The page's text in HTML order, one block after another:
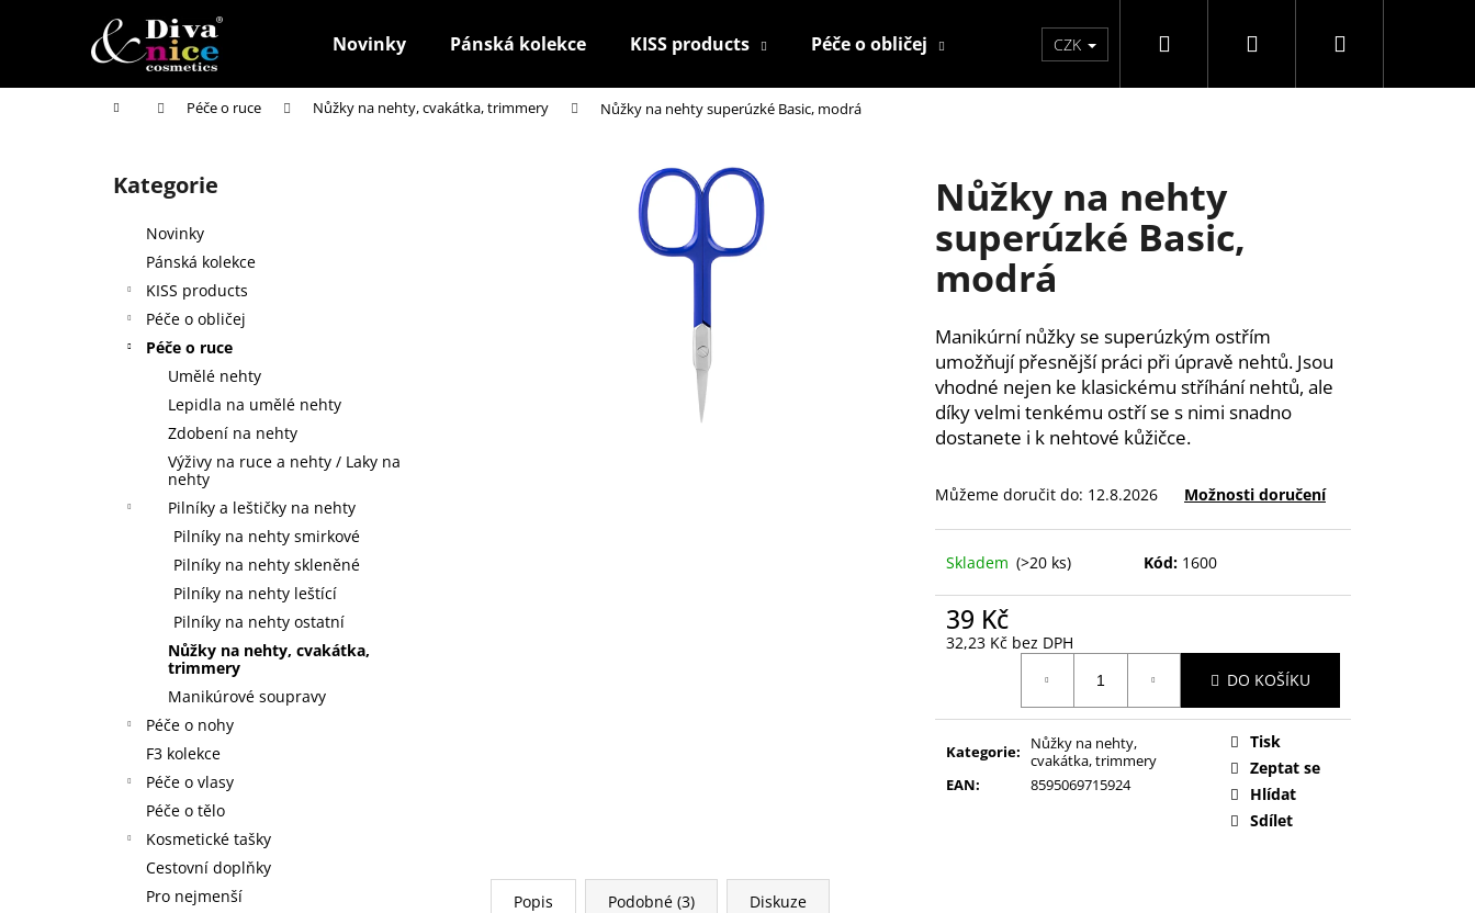
Novinky Pánská kolekce KISS products Péče o obličej Péče o ruce Péče o nohy F3 kolekce
CZK Hledat PřihlášeníNákupní
Domů Péče o ruce Nůžky na nehty, cvakátka, trimmery Nůžky na nehty superúzké Basic, modrá
Přeskočit
kategorie
Kategorie
Novinky
Pánská kolekce
KISS products
Péče o obličej
Péče o ruce
Umělé nehty
Lepidla na umělé nehty
Zdobení na nehty
Výživy na ruce a nehty / Laky na
nehty
Pilníky a leštičky na nehty
Pilníky na nehty smirkové
Pilníky na nehty skleněné
Pilníky na nehty leštící
Pilníky na nehty ostatní
Nůžky na nehty, cvakátka,
trimmery
Manikúrové soupravy
Péče o nohy
F3 kolekce
Péče o vlasy
Péče o tělo
Kosmetické tašky
Cestovní doplňky
Pro nejmenší
Nůžky na nehty
superúzké Basic,
modrá
Manikúrní nůžky se superúzkým ostřím
umožňují přesnější práci při úpravě nehtů. Jsou
vhodné nejen ke klasickému stříhání nehtů, ale
díky velmi tenkému ostří se s nimi snadno
dostanete i k nehtové kůžičce.
Můžeme doručit do: 12.8.2026 Možnosti doručení
Skladem (>20 ks) Kód: 1600
39 Kč
32,23 Kč bez DPH
DO KOŠÍKU
Kategorie:
Nůžky na nehty,
cvakátka, trimmery
EAN: 8595069715924
Tisk
Zeptat se
Hlídat
Sdílet
Popis Podobné (3) Diskuze
í
Zpět
do
Zpět
do
Co potřebujete najít?
HLEDAT
HOUBIČKA NA MAKE-UP, KULATÁ
59 Kč